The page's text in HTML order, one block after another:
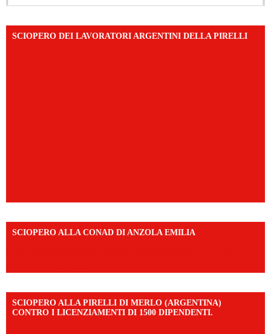
SCIOPERO DEI LAVORATORI ARGENTINI DELLA PIRELLI
SCIOPERO ALLA CONAD DI ANZOLA EMILIA
SCIOPERO ALLA PIRELLI DI MERLO (ARGENTINA)
CONTRO I LICENZIAMENTI DI 1500 DIPENDENTI.